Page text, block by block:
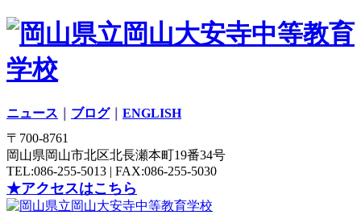
ニュース ブログ｜ ENGLISH
〒700-8761
岡山県岡山市北区北長瀬本町19番34号
TEL:086-255-5013 | FAX:086-255-5030
★アクセスはこちら